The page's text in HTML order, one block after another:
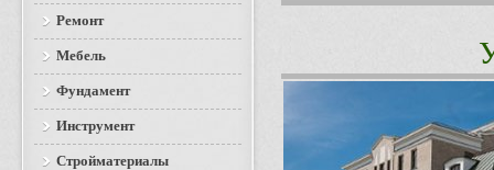
Ремонт
Мебель
Фундамент
Инструмент
Стройматериалы